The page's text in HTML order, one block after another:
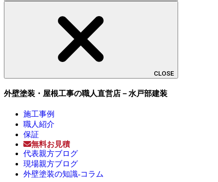
CLOSE
外壁塗装・屋根工事の職人直営店－水戸部建装
施工事例
職人紹介
保証
無料お見積
代表親方ブログ
現場親方ブログ
外壁塗装の知識-コラム